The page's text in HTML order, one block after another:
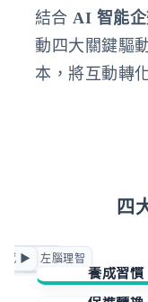
結合 AI 智能企
動四大關鍵驅
本，將互動轉
四
正向賦能
急迫驅動
◀ 左腦理智
感 ▶
養成習慣